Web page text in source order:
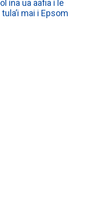
ina ua aafia i le
mai i Epsom